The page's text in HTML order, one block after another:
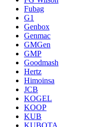
Fubag
G1
Genbox
Genmac
GMGen
GMP
Goodmash
Hertz
Himoinsa
JCB
KOGEL
KOOP
KUB
KUBOTA